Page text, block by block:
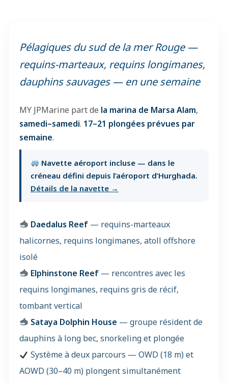
Pélagiques du sud de la mer Rouge —
requins-marteaux, requins longimanes,
dauphins sauvages — en une semaine
MY JPMarine part de la marina de Marsa Alam,
samedi–samedi. 17–21 plongées prévues par
semaine.
Navette aéroport incluse — dans le
créneau défini depuis l’aéroport d’Hurghada.
Détails de la navette →
Daedalus Reef — requins-marteaux
halicornes, requins longimanes, atoll offshore
isolé
Elphinstone Reef — rencontres avec les
requins longimanes, requins gris de récif,
tombant vertical
Sataya Dolphin House — groupe résident de
dauphins à long bec, snorkeling et plongée
Système à deux parcours — OWD (18 m) et
AOWD (30–40 m) plongent simultanément